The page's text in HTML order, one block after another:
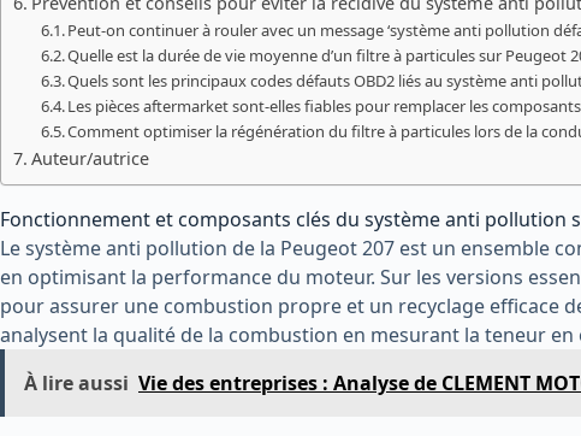
Peut-on continuer à rouler avec un message ‘système anti pollution
Quelle est la durée de vie moyenne d’un filtre à particules sur Peugeot
Quels sont les principaux codes défauts OBD2 liés au système anti
Les pièces aftermarket sont-elles fiables pour remplacer les
Comment optimiser la régénération du filtre à particules lors de la
Auteur/autrice
Fonctionnement et composants clés du système anti pollution
Le système anti pollution de la Peugeot 207 est un ensemble
en optimisant la performance du moteur. Sur les versions
pour assurer une combustion propre et un recyclage efficace
analysent la qualité de la combustion en mesurant la teneur
À lire aussi Vie des entreprises : Analyse de CLEMENT